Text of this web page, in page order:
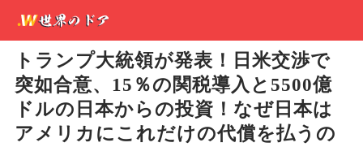
トランプ大統領が発表！日米交渉で
突如合意、15％の関税導入と5500億
ドルの日本からの投資！なぜ日本は
アメリカにこれだけの代償を払うの